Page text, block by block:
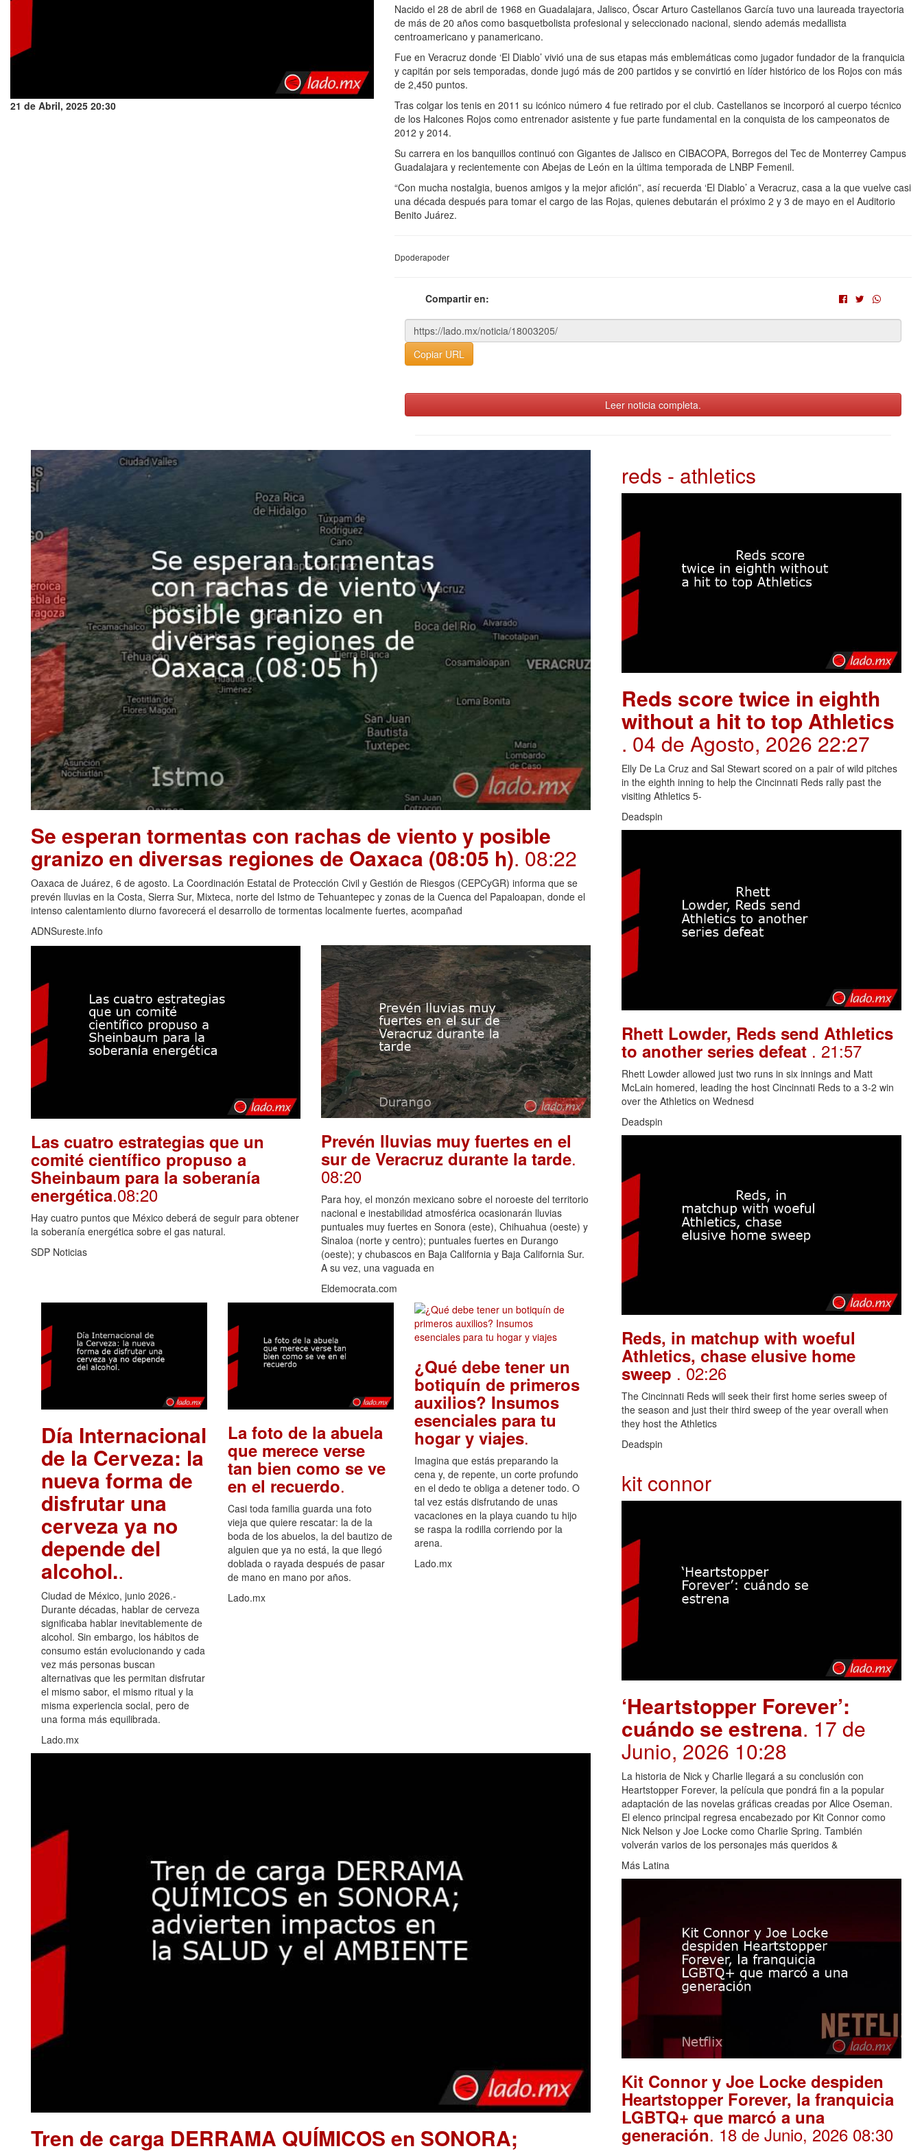
21 de Abril, 2025 20:30
Nacido el 28 de abril de 1968 en Guadalajara, Jalisco, Óscar Arturo Castellanos García tuvo una laureada trayectoria
de más de 20 años como basquetbolista profesional y seleccionado nacional, siendo además medallista
centroamericano y panamericano.
Fue en Veracruz donde ‘El Diablo’ vivió una de sus etapas más emblemáticas como jugador fundador de la franquicia
y capitán por seis temporadas, donde jugó más de 200 partidos y se convirtió en líder histórico de los Rojos con más
de 2,450 puntos.
Tras colgar los tenis en 2011 su icónico número 4 fue retirado por el club. Castellanos se incorporó al cuerpo técnico
de los Halcones Rojos como entrenador asistente y fue parte fundamental en la conquista de los campeonatos de
2012 y 2014.
Su carrera en los banquillos continuó con Gigantes de Jalisco en CIBACOPA, Borregos del Tec de Monterrey Campus
Guadalajara y recientemente con Abejas de León en la última temporada de LNBP Femenil.
“Con mucha nostalgia, buenos amigos y la mejor afición”, así recuerda ‘El Diablo’ a Veracruz, casa a la que vuelve casi
una década después para tomar el cargo de las Rojas, quienes debutarán el próximo 2 y 3 de mayo en el Auditorio
Benito Juárez.
Dpoderapoder
Compartir en:
Copiar URL
Leer noticia completa.
Se esperan tormentas con rachas de viento y posible
granizo en diversas regiones de Oaxaca (08:05 h). 08:22
Oaxaca de Juárez, 6 de agosto. La Coordinación Estatal de Protección Civil y Gestión de Riesgos (CEPCyGR) informa que se
prevén lluvias en la Costa, Sierra Sur, Mixteca, norte del Istmo de Tehuantepec y zonas de la Cuenca del Papaloapan, donde el
intenso calentamiento diurno favorecerá el desarrollo de tormentas localmente fuertes, acompañad
ADNSureste.info
Las cuatro estrategias que un
comité científico propuso a
Sheinbaum para la soberanía
energética.08:20
Hay cuatro puntos que México deberá de seguir para obtener
la soberanía energética sobre el gas natural.
SDP Noticias
Prevén lluvias muy fuertes en el
sur de Veracruz durante la tarde.
08:20
Para hoy, el monzón mexicano sobre el noroeste del territorio
nacional e inestabilidad atmosférica ocasionarán lluvias
puntuales muy fuertes en Sonora (este), Chihuahua (oeste) y
Sinaloa (norte y centro); puntuales fuertes en Durango
(oeste); y chubascos en Baja California y Baja California Sur.
A su vez, una vaguada en
Eldemocrata.com
Día Internacional
de la Cerveza: la
nueva forma de
disfrutar una
cerveza ya no
depende del
alcohol..
Ciudad de México, junio 2026.-
Durante décadas, hablar de cerveza
significaba hablar inevitablemente de
alcohol. Sin embargo, los hábitos de
consumo están evolucionando y cada
vez más personas buscan
alternativas que les permitan disfrutar
el mismo sabor, el mismo ritual y la
misma experiencia social, pero de
una forma más equilibrada.
Lado.mx
La foto de la abuela
que merece verse
tan bien como se ve
en el recuerdo.
Casi toda familia guarda una foto
vieja que quiere rescatar: la de la
boda de los abuelos, la del bautizo de
alguien que ya no está, la que llegó
doblada o rayada después de pasar
de mano en mano por años.
Lado.mx
¿Qué debe tener un
botiquín de primeros
auxilios? Insumos
esenciales para tu
hogar y viajes.
Imagina que estás preparando la
cena y, de repente, un corte profundo
en el dedo te obliga a detener todo. O
tal vez estás disfrutando de unas
vacaciones en la playa cuando tu hijo
se raspa la rodilla corriendo por la
arena.
Lado.mx
Tren de carga DERRAMA QUÍMICOS en SONORA;
reds - athletics
Reds score twice in eighth
without a hit to top Athletics
. 04 de Agosto, 2026 22:27
Elly De La Cruz and Sal Stewart scored on a pair of wild pitches
in the eighth inning to help the Cincinnati Reds rally past the
visiting Athletics 5-
Deadspin
Rhett Lowder, Reds send Athletics
to another series defeat . 21:57
Rhett Lowder allowed just two runs in six innings and Matt
McLain homered, leading the host Cincinnati Reds to a 3-2 win
over the Athletics on Wednesd
Deadspin
Reds, in matchup with woeful
Athletics, chase elusive home
sweep . 02:26
The Cincinnati Reds will seek their first home series sweep of
the season and just their third sweep of the year overall when
they host the Athletics
Deadspin
kit connor
‘Heartstopper Forever’:
cuándo se estrena. 17 de
Junio, 2026 10:28
La historia de Nick y Charlie llegará a su conclusión con
Heartstopper Forever, la película que pondrá fin a la popular
adaptación de las novelas gráficas creadas por Alice Oseman.
El elenco principal regresa encabezado por Kit Connor como
Nick Nelson y Joe Locke como Charlie Spring. También
volverán varios de los personajes más queridos &
Más Latina
Kit Connor y Joe Locke despiden
Heartstopper Forever, la franquicia
LGBTQ+ que marcó a una
generación. 18 de Junio, 2026 08:30